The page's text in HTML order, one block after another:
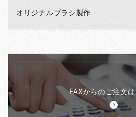
オリジナルブラシ製作
FAXからのご注文